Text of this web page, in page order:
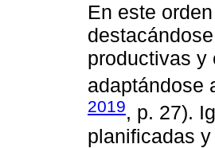
En este
productivas y
adaptándose
2019, p. 27).
planificadas